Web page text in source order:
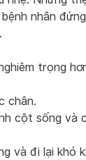
nhân
trọng
chân.
cột sống và
và đi lại khó